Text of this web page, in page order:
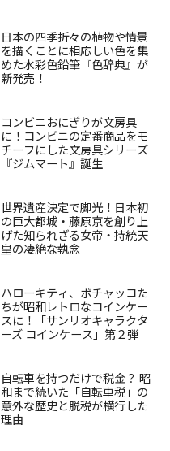
日本の四季折々の植物や情景
を描くことに相応しい色を集
めた水彩色鉛筆『色辞典』が
新発売！
コンビニおにぎりが文房具
に！コンビニの定番商品をモ
チーフにした文房具シリーズ
『ジムマート』誕生
世界遺産決定で脚光！日本初
の巨大都城・藤原京を創り上
げた知られざる女帝・持統天
皇の凄絶な執念
ハローキティ、ポチャッコた
ちが昭和レトロなコインケー
スに！「サンリオキャラクタ
ーズ コインケース」第２弾
自転車を持つだけで税金？ 昭
和まで続いた「自転車税」の
意外な歴史と脱税が横行した
理由